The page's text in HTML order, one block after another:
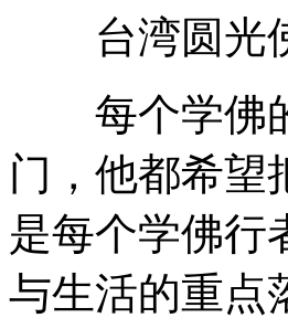
台湾圆光佛
每个学佛的
门，他都希望
是每个学佛行
与生活的重点